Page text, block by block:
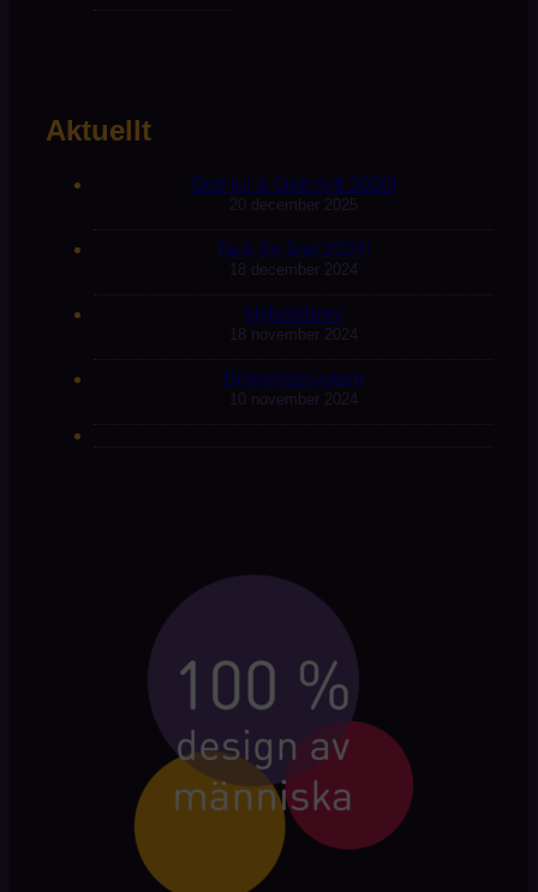
Aktuellt
God jul & Gott nytt 2026!
20 december 2025
Tack för året 2024!
18 december 2024
Nyhetsbrev
18 november 2024
Bokningssystem
10 november 2024